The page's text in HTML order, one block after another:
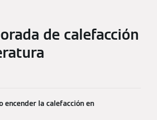
de calefacción
encender la calefacción en